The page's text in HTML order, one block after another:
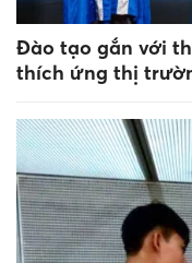
Đào tạo gắn với
thích ứng thị